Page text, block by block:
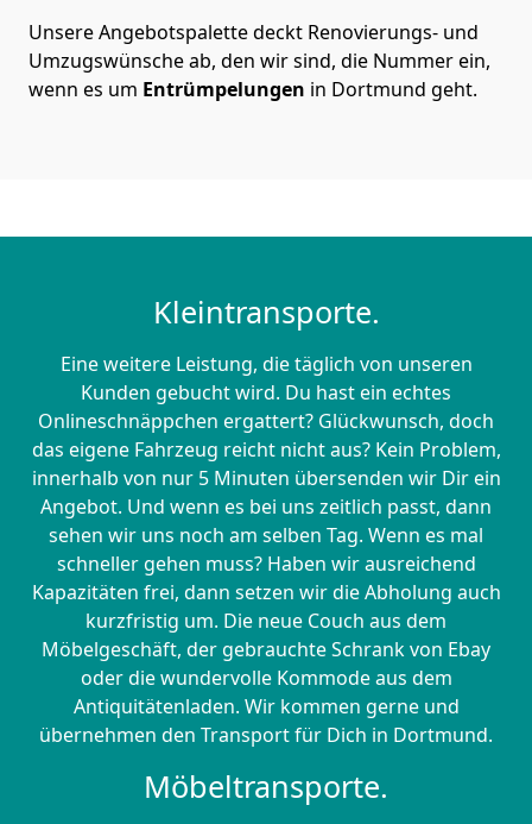
Unsere Angebotspalette deckt Renovierungs- und
Umzugswünsche ab, den wir sind, die Nummer ein,
wenn es um Entrümpelungen in Dortmund geht.
Kleintransporte.
Eine weitere Leistung, die täglich von unseren
Kunden gebucht wird. Du hast ein echtes
Onlineschnäppchen ergattert? Glückwunsch, doch
das eigene Fahrzeug reicht nicht aus? Kein Problem,
innerhalb von nur 5 Minuten übersenden wir Dir ein
Angebot. Und wenn es bei uns zeitlich passt, dann
sehen wir uns noch am selben Tag. Wenn es mal
schneller gehen muss? Haben wir ausreichend
Kapazitäten frei, dann setzen wir die Abholung auch
kurzfristig um. Die neue Couch aus dem
Möbelgeschäft, der gebrauchte Schrank von Ebay
oder die wundervolle Kommode aus dem
Antiquitätenladen. Wir kommen gerne und
übernehmen den Transport für Dich in Dortmund.
Möbeltransporte.